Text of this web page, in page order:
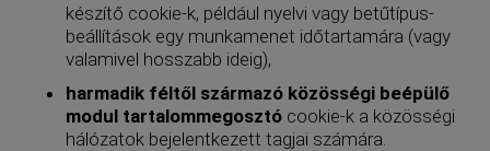
készítő cookie-k, például nyelvi vagy betűtípus-
beállítások egy munkamenet időtartamára (vagy
valamivel hosszabb ideig),
harmadik féltől származó közösségi beépülő
modul tartalommegosztó cookie-k a közösségi
hálózatok bejelentkezett tagjai számára.